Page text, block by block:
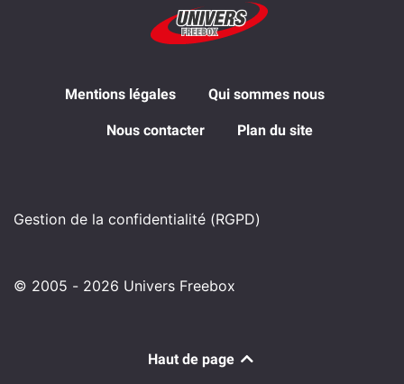
Mentions légales Qui sommes nous
Nous contacter Plan du site
Gestion de la confidentialité (RGPD)
© 2005 - 2026 Univers Freebox
Haut de page